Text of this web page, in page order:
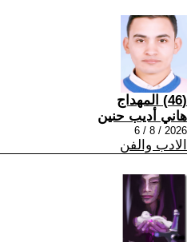
(46) المهداج
هاني أديب حنين
2026 / 8 / 6
الادب والفن